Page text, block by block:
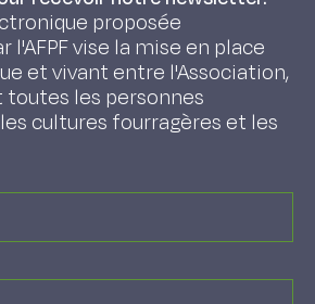
proposée
vise la mise en place
et vivant entre l'Association,
les personnes
cultures fourragères et les